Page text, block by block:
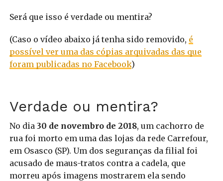
Será que isso é verdade ou mentira?
(Caso o vídeo abaixo já tenha sido removido, é
possível ver uma das cópias arquivadas das que
foram publicadas no Facebook)
Verdade ou mentira?
No dia 30 de novembro de 2018, um cachorro de
rua foi morto em uma das lojas da rede Carrefour,
em Osasco (SP). Um dos seguranças da filial foi
acusado de maus-tratos contra a cadela, que
morreu após imagens mostrarem ela sendo